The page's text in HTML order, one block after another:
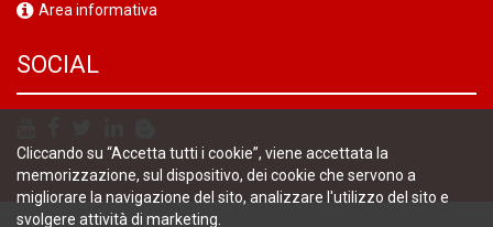
Area informativa
SOCIAL
Cliccando su “Accetta tutti i cookie”, viene accettata la
memorizzazione, sul dispositivo, dei cookie che servono a
migliorare la navigazione del sito, analizzare l'utilizzo del sito e
svolgere attività di marketing.